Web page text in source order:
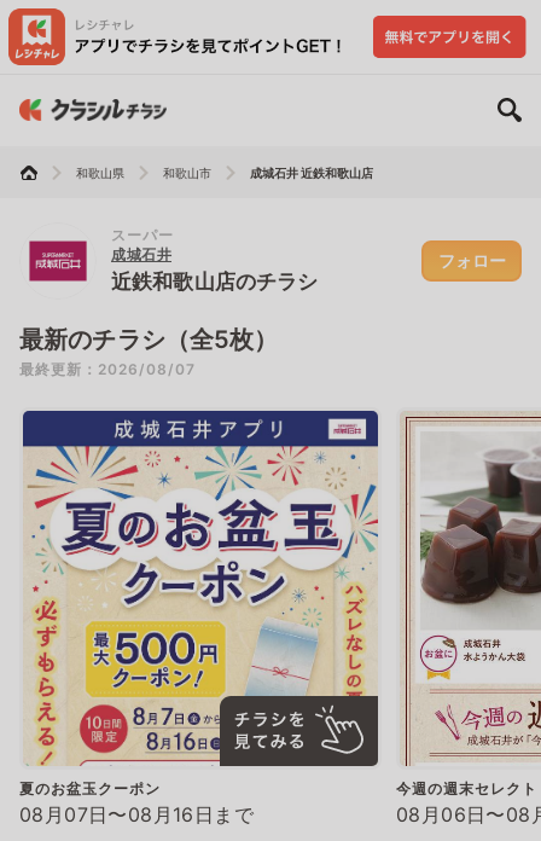
和歌山県 和歌山市 成城石井 近鉄和歌山店
スーパー
成城石井
近鉄和歌山店のチラシ
フォロー
最新のチラシ（全5枚）
最終更新：2026/08/07
夏のお盆玉クーポン
08月07日〜08月16日まで
今週の週末セレクト
08月06日〜08